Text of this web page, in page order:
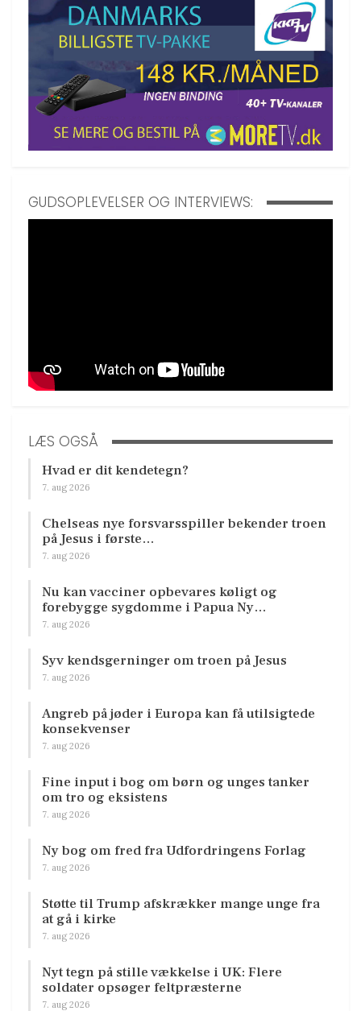
GUDSOPLEVELSER OG INTERVIEWS:
LÆS OGSÅ
Hvad er dit kendetegn?
7. aug 2026
Chelseas nye forsvarsspiller bekender troen
på Jesus i første…
7. aug 2026
Nu kan vacciner opbevares køligt og
forebygge sygdomme i Papua Ny…
7. aug 2026
Syv kendsgerninger om troen på Jesus
7. aug 2026
Angreb på jøder i Europa kan få utilsigtede
konsekvenser
7. aug 2026
Fine input i bog om børn og unges tanker
om tro og eksistens
7. aug 2026
Ny bog om fred fra Udfordringens Forlag
7. aug 2026
Støtte til Trump afskrækker mange unge fra
at gå i kirke
7. aug 2026
Nyt tegn på stille vækkelse i UK: Flere
soldater opsøger feltpræsterne
7. aug 2026